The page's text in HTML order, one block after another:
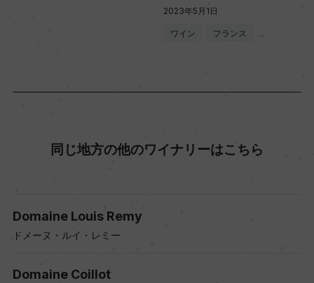
2023年5月1日
ワイン フランス …
同じ地方の他のワイナリーはこちら
Domaine Louis Remy
ドメーヌ・ルイ・レミー
Domaine Coillot